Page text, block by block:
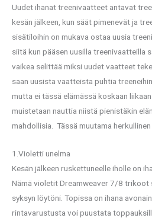
Uudet ihanat treenivaatteet antavat
kesän jälkeen, kun säät pimenevät ja
sisätiloihin on mukava ostaa uusia
siitä kun pääsen uusilla treenivaatteilla
vaikea selittää miksi uudet vaatteet
saan uusista vaatteista puhtia
mutta ei tässä elämässä koskaan
muistetaan nauttia niistä pienistäkin
mahdollisia. Tässä muutama herkullinen
1.Violetti unelma
Kesän jälkeen ruskettuneelle iholle on
Nämä violetit Dreamweaver 7/8
syksyn löytöni. Topissa on ihana
rintavarustusta voi puustata